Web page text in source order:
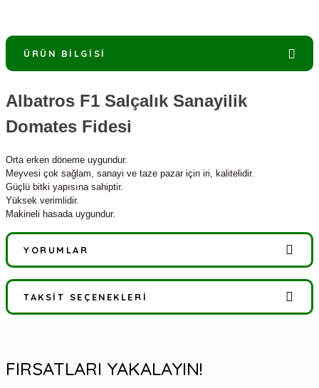
ÜRÜN BILGISI
Albatros F1 Salçalık Sanayilik
Domates Fidesi
Orta erken döneme uygundur.
Meyvesi çok sağlam, sanayi ve taze pazar için iri, kalitelidir.
Güçlü bitki yapısına sahiptir.
Yüksek verimlidir.
Makineli hasada uygundur.
YORUMLAR
Bu ürüne ilk yorumu siz yapın!
TAKSIT SEÇENEKLERI
FIRSATLARI YAKALAYIN!